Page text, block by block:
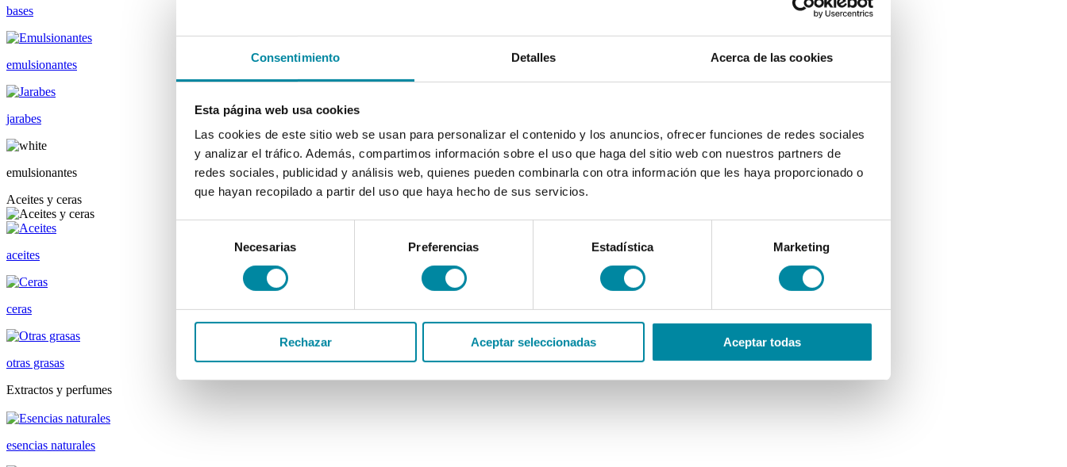
Consentimiento Detalles Acerca de las cookies
Esta página web usa cookies
Las cookies de este sitio web se usan para personalizar el contenido y los anuncios, ofrecer funciones de redes sociales
y analizar el tráfico. Además, compartimos información sobre el uso que haga del sitio web con nuestros partners de
redes sociales, publicidad y análisis web, quienes pueden combinarla con otra información que les haya proporcionado o
que hayan recopilado a partir del uso que haya hecho de sus servicios.
consentimiento
Necesarias Preferencias Estadística Marketing
Rechazar Aceptar seleccionadas Aceptar todas
bases
emulsionantes
jarabes
emulsionantes
Aceites y ceras
aceites
ceras
otras grasas
Extractos y perfumes
esencias naturales